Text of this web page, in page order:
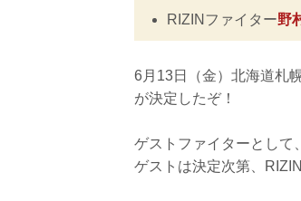
RIZINファイター野
6月13日（金）北海道札
が決定したぞ！
ゲストファイターとして
ゲストは決定次第、